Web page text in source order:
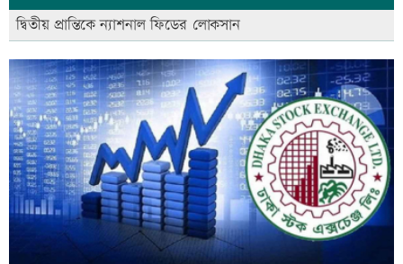
দ্বিতীয় প্রান্তিকে ন্যাশনাল ফিডের লোকসান